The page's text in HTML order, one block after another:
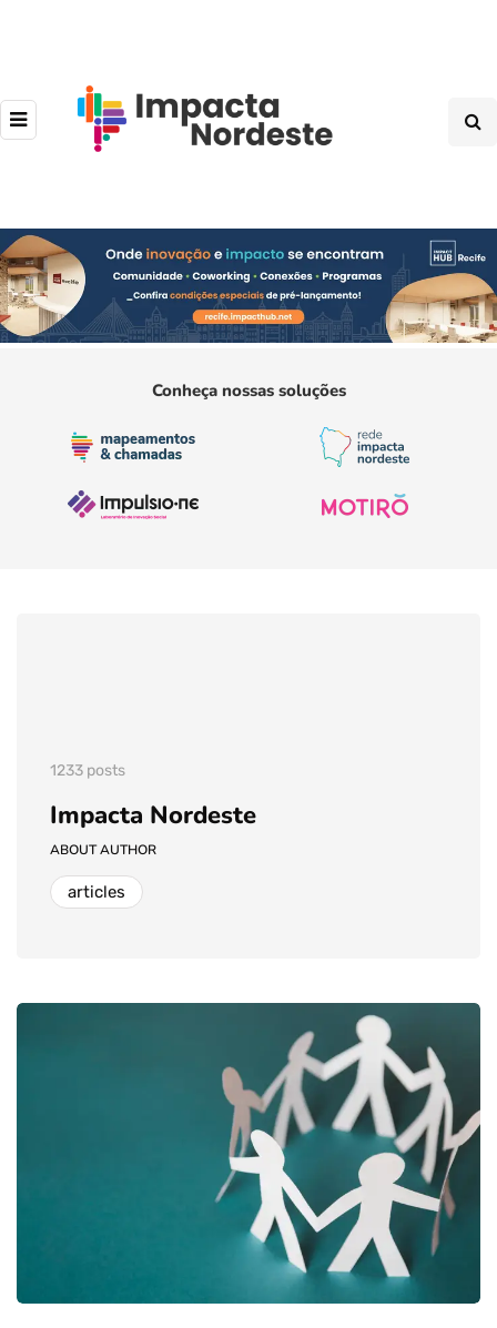
Conheça nossas soluções
1233 posts
Impacta Nordeste
ABOUT AUTHOR
articles